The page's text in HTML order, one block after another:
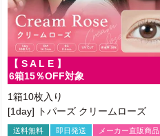
【 S A L E 】
6箱15％OFF対象
1箱10枚入り
[1day] トパーズ クリームローズ
送料無料 即日発送 メーカー直販商品